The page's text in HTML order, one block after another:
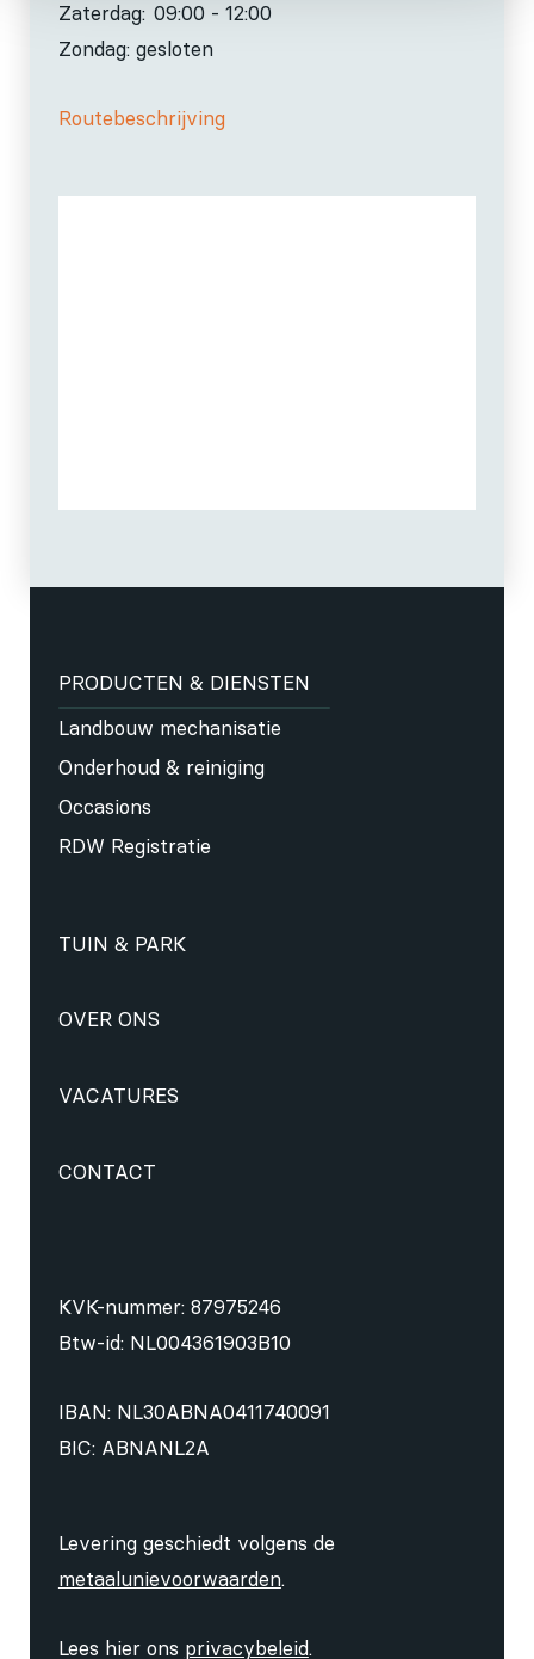
Zaterdag: 09:00 - 12:00
Zondag: gesloten
Routebeschrijving
PRODUCTEN & DIENSTEN
Landbouw mechanisatie
Onderhoud & reiniging
Occasions
RDW Registratie
TUIN & PARK
OVER ONS
VACATURES
CONTACT
KVK-nummer: 87975246
Btw-id: NL004361903B10
IBAN: NL30ABNA0411740091
BIC: ABNANL2A
Levering geschiedt volgens de
metaalunievoorwaarden.
Lees hier ons privacybeleid.